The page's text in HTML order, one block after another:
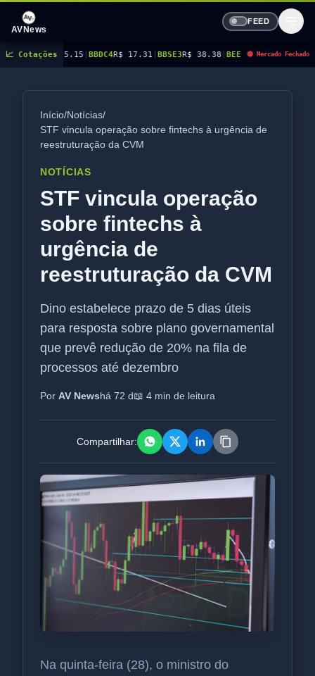
AVNews
FEED
📈 Cotações
| BBDC4R$ 17.31 | BBSE3R$ 38.38| BEES3R$ 8.78|BEES4 R$ 9.16|BMGB4
🔴 Mercado Fechado
Início/Notícias/
STF vincula operação sobre fintechs à urgência de
reestruturação da CVM
NOTÍCIAS
STF vincula operação
sobre fintechs à
urgência de
reestruturação da CVM
Dino estabelece prazo de 5 dias úteis
para resposta sobre plano governamental
que prevê redução de 20% na fila de
processos até dezembro
Por AV Newshá 72 d📖 4 min de leitura
Compartilhar:
Na quinta-feira (28), o ministro do